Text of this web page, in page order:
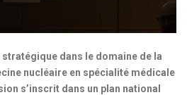
stratégique dans le domaine de la
nucléaire en spécialité médicale
s’inscrit dans un plan national